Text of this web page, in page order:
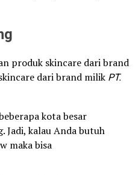
produk skincare dari brand
dari brand milik PT.
kota besar
Jadi, kalau Anda butuh
maka bisa